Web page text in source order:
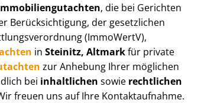
, die bei Gerichten
Be­rück­sich­ti­gung, der gesetzlichen
(ImmoWertV),
in Steinitz, Altmarkfür private
zur Anhebung Ihrer möglichen
bei inhaltlichen sowie rechtlichen
freuen uns auf Ihre Kontaktaufnahme.